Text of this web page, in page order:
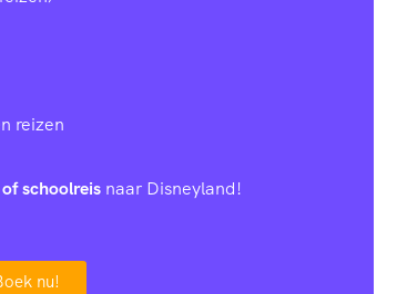
reizen
schoolreis naar Disneyland!
nu!